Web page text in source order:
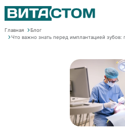
Главная
Блог
Что важно знать перед имплантацией зубов: